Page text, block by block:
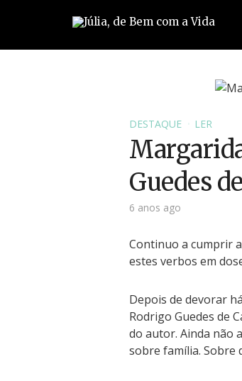
DESTAQUE LER
Guedes
6 anos ago
Continuo a cumprir
estes verbos em
Depois de devorar
Rodrigo Guedes de
do autor. Ainda não
sobre família. Sobre